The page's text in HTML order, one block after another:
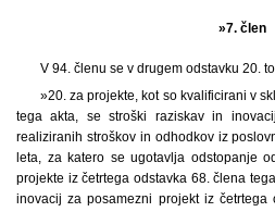
»7. člen
V 94. členu se v drugem odstavku 20.
»20. za projekte, kot so kvalificirani v
tega akta, se stroški raziskav in
realiziranih stroškov in odhodkov iz
leta, za katero se ugotavlja odstopanje
projekte iz četrtega odstavka 68. člena
inovacij za posamezni projekt iz